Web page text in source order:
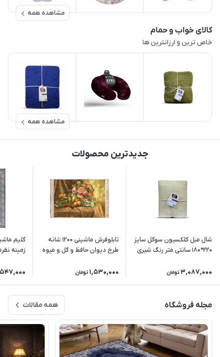
مشاهده همه
کالای خواب و حمام
خاص ترین و ارزانترین ها
مشاهده همه
جدیدترین محصولات
شال مبل کلکسیون سوگل سایز
220*180 سانتی متر رنگ شیری
3,087,000 تومان
تابلوفرش ماشینی 1200 شانه
طرح دیوان حافظ و گل و میوه
1,530,000 تومان
زمینه
مجله فروشگاه همه مقالات